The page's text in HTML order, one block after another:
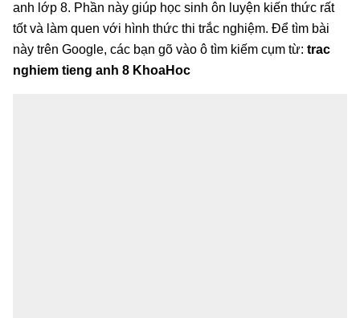
anh lớp 8. Phần này giúp học sinh ôn luyện kiến thức rất
tốt và làm quen với hình thức thi trắc nghiệm. Để tìm bài
này trên Google, các bạn gõ vào ô tìm kiếm cụm từ: trac
nghiem tieng anh 8 KhoaHoc